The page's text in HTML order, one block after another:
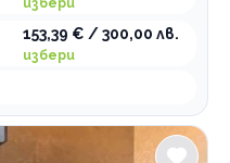
153,39 € / 300,00 лв.
избери